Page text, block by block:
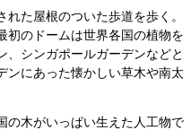
た屋根のついた歩道を歩く。
初のドームは世界各国の植物を
、シンガポールガーデンなどと
ンにあった懐かしい草木や南太
の木がいっぱい生えた人工物で